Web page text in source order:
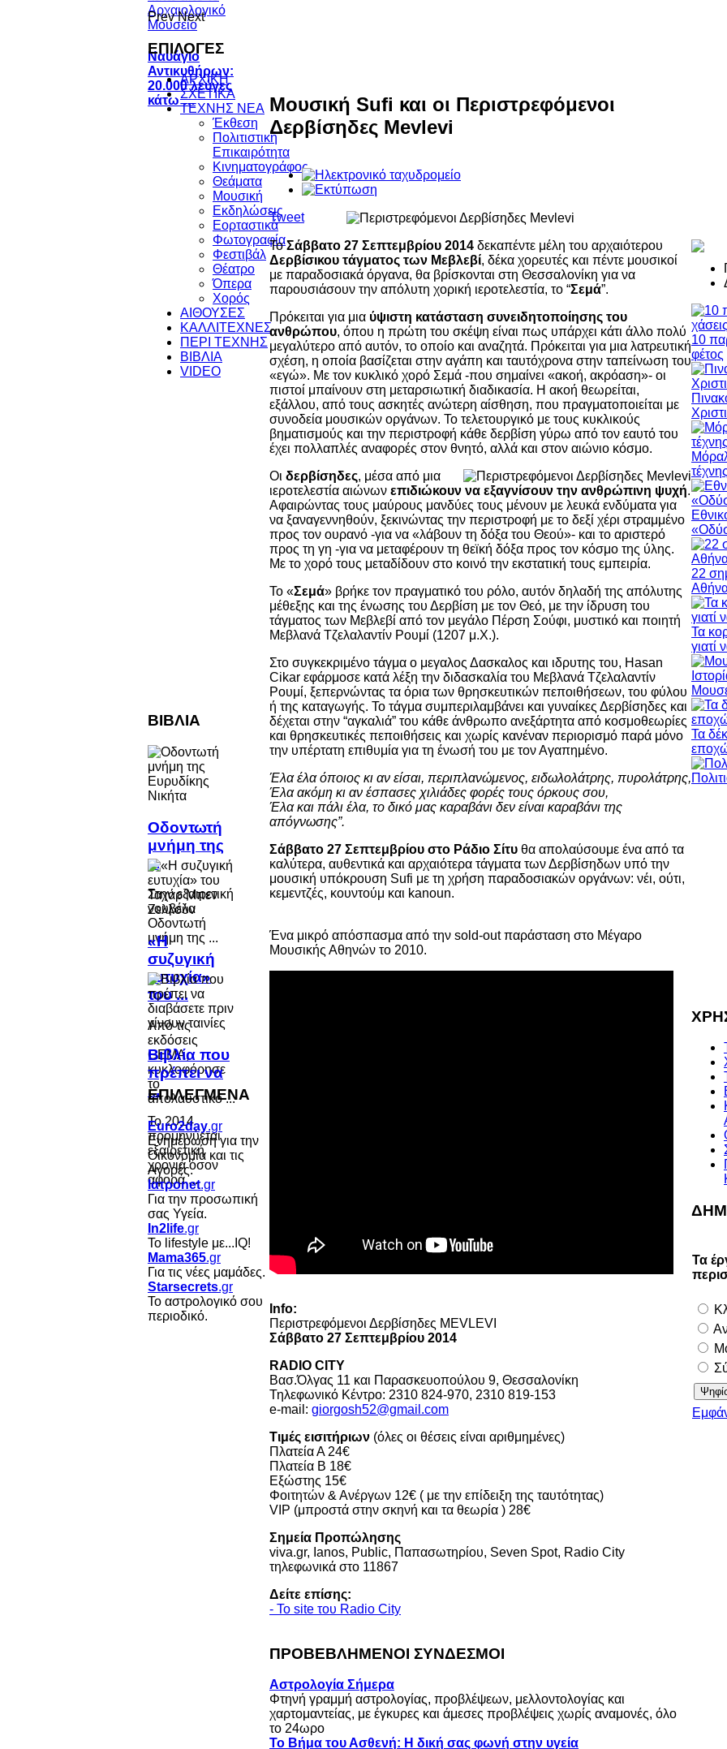
Ναυάγιο
Αντικυθήρων:
20.000 λεύγες
κάτω …
Prev Next
ΕΠΙΛΟΓΕΣ
ΑΡΧΙΚΗ
ΣΧΕΤΙΚΑ
ΤΕΧΝΗΣ ΝΕΑ
Έκθεση
Πολιτιστική
Επικαιρότητα
Κινηματογράφος
Θεάματα
Μουσική
Εκδηλώσεις
Εορταστικά
Φωτογραφία
Φεστιβάλ
Θέατρο
Όπερα
Χορός
ΑΙΘΟΥΣΕΣ
ΚΑΛΛΙΤΕΧΝΕΣ
ΠΕΡΙ ΤΕΧΝΗΣ
ΒΙΒΛΙΑ
VIDEO
ΒΙΒΛΙΑ
Οδοντωτή
μνήμη της
...
Στην εξαιρετική
νουβέλα
Οδοντωτή
μνήμη της ...
«Η
συζυγική
ευτυχία»
του ...
Από τις
εκδόσεις
GEMA,
κυκλοφόρησε
το
απολαυστικό ...
Βιβλία που
πρέπει να
...
Το 2014
προμηνύεται
εξαιρετική
χρονιά όσον
αφορά ...
ΕΠΙΛΕΓΜΕΝΑ
Euro2day.gr
Ενημέρωση για την
Οικονομία και τις
Αγορές.
Ιατροnet.gr
Για την προσωπική
σας Υγεία.
In2life.gr
Το lifestyle με...IQ!
Mama365.gr
Για τις νέες μαμάδες.
Starsecrets.gr
Το αστρολογικό σου
περιοδικό.
Μουσική Sufi και οι Περιστρεφόμενοι
Δερβίσηδες Mevlevi
Tweet
ΤοΣάββατο 27 Σεπτεμβρίου 2014 δεκαπέντε μέλη του αρχαιότερου
Δερβίσικου τάγματος των Μεβλεβί, δέκα χορευτές και πέντε μουσικοί
με παραδοσιακά όργανα, θα βρίσκονται στη Θεσσαλονίκη για να
παρουσιάσουν την απόλυτη χορική ιεροτελεστία, το “Σεμά”.
Πρόκειται για μια ύψιστη κατάσταση συνειδητοποίησης του
ανθρώπου, όπου η πρώτη του σκέψη είναι πως υπάρχει κάτι άλλο πολύ
μεγαλύτερο από αυτόν, το οποίο και αναζητά. Πρόκειται για μια λατρευτική
σχέση, η οποία βασίζεται στην αγάπη και ταυτόχρονα στην ταπείνωση του
«εγώ». Με τον κυκλικό χορό Σεμά -που σημαίνει «ακοή, ακρόαση»- οι
πιστοί μπαίνουν στη μεταρσιωτική διαδικασία. Η ακοή θεωρείται,
εξάλλου, από τους ασκητές ανώτερη αίσθηση, που πραγματοποιείται με
συνοδεία μουσικών οργάνων. Το τελετουργικό με τους κυκλικούς
βηματισμούς και την περιστροφή κάθε δερβίση γύρω από τον εαυτό του
έχει πολλαπλές αναφορές στον θνητό, αλλά και στον αιώνιο κόσμο.
Οι δερβίσηδες, μέσα από μια
ιεροτελεστία αιώνων επιδιώκουν να εξαγνίσουν την ανθρώπινη ψυχή.
Αφαιρώντας τους μαύρους μανδύες τους μένουν με λευκά ενδύματα για
να ξαναγεννηθούν, ξεκινώντας την περιστροφή με το δεξί χέρι στραμμένο
προς τον ουρανό -για να «λάβουν τη δόξα του Θεού»- και το αριστερό
προς τη γη -για να μεταφέρουν τη θεϊκή δόξα προς τον κόσμο της ύλης.
Με το χορό τους μεταδίδουν στο κοινό την εκστατική τους εμπειρία.
Το «Σεμά» βρήκε τον πραγματικό του ρόλο, αυτόν δηλαδή της απόλυτης
μέθεξης και της ένωσης του Δερβίση με τον Θεό, με την ίδρυση του
τάγματος των Μεβλεβί από τον μεγάλο Πέρση Σούφι, μυστικό και ποιητή
Μεβλανά Τζελαλαντίν Ρουμί (1207 μ.Χ.).
Στο συγκεκριμένο τάγμα ο μεγαλος Δασκαλος και ιδρυτης του, Hasan
Cikar εφάρμοσε κατά λέξη την διδασκαλία του Μεβλανά Τζελαλαντίν
Ρουμί, ξεπερνώντας τα όρια των θρησκευτικών πεποιθήσεων, του φύλου
ή της καταγωγής. Το τάγμα συμπεριλαμβάνει και γυναίκες Δερβίσηδες και
δέχεται στην “αγκαλιά” του κάθε άνθρωπο ανεξάρτητα από κοσμοθεωρίες
και θρησκευτικές πεποιθήσεις και χωρίς κανέναν περιορισμό παρά μόνο
την υπέρτατη επιθυμία για τη ένωσή του με τον Αγαπημένο.
Έλα έλα όποιος κι αν είσαι, περιπλανώμενος, ειδωλολάτρης, πυρολάτρης,
Έλα ακόμη κι αν έσπασες χιλιάδες φορές τους όρκους σου,
Έλα και πάλι έλα, τo δικό μας καραβάνι δεν είναι καραβάνι της
απόγνωσης”.
Σάββατο 27 Σεπτεμβρίου στο Ράδιο Σίτυ θα απολαύσουμε ένα από τα
καλύτερα, αυθεντικά και αρχαιότερα τάγματα των Δερβίσηδων υπό την
μουσική υπόκρουση Sufi με τη χρήση παραδοσιακών οργάνων: νέι, ούτι,
κεμεντζές, κουντούμ και kanoun.
Ένα μικρό απόσπασμα από την sold-out παράσταση στο Μέγαρο
Μουσικής Αθηνών το 2010.
Info:
Περιστρεφόμενοι Δερβίσηδες MEVLEVI
Σάββατο 27 Σεπτεμβρίου 2014
RADIO CITY
Βασ.Όλγας 11 και Παρασκευοπούλου 9, Θεσσαλονίκη
Τηλεφωνικό Κέντρο: 2310 824-970, 2310 819-153
e-mail: giorgosh52@gmail.com
Τιμές εισιτήριων (όλες οι θέσεις είναι αριθμημένες)
Πλατεία Α 24€
Πλατεία Β 18€
Εξώστης 15€
Φοιτητών & Ανέργων 12€ ( με την επίδειξη της ταυτότητας)
VIP (μπροστά στην σκηνή και τα θεωρία ) 28€
Σημεία Προπώλησης
viva.gr, Ianos, Public, Παπασωτηρίου, Seven Spot, Radio City
τηλεφωνικά στο 11867
Δείτε επίσης:
- Το site του Radio City
ΠΡΟΒΕΒΛΗΜΕΝΟΙ ΣΥΝΔΕΣΜΟΙ
Αστρολογία Σήμερα
Φτηνή γραμμή αστρολογίας, προβλέψεων, μελλοντολογίας και
χαρτομαντείας, με έγκυρες και άμεσες προβλέψεις χωρίς αναμονές, όλο
το 24ωρο
Το Βήμα του Ασθενή: Η δική σας φωνή στην υγεία
10
φέτος
τέχνης
22
Τα
γιατί
Τα
Τα